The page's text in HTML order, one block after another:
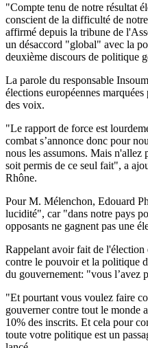
"Compte tenu de notre résultat
conscient de la difficulté de
affirmé depuis la tribune de
un désaccord "global" avec la
deuxième discours de politique
La parole du responsable
élections européennes
des voix.
"Le rapport de force est
combat s’annonce donc pour
nous les assumons. Mais n'allez
soit permis de ce seul fait", a
Rhône.
Pour M. Mélenchon, Edouard
lucidité", car "dans notre pays
opposants ne gagnent pas une
Rappelant avoir fait de
contre le pouvoir et la politique
du gouvernement: "vous l’avez
"Et pourtant vous voulez faire
gouverner contre tout le monde
10% des inscrits. Et cela pour
toute votre politique est un